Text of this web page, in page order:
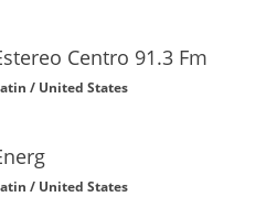
Centro 91.3 Fm
/ United States
/ United States